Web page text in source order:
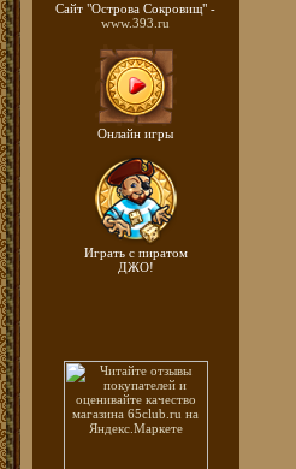
Сайт "Острова Сокровищ" -
www.393.ru
Онлайн игры
Играть с пиратом
ДЖО!